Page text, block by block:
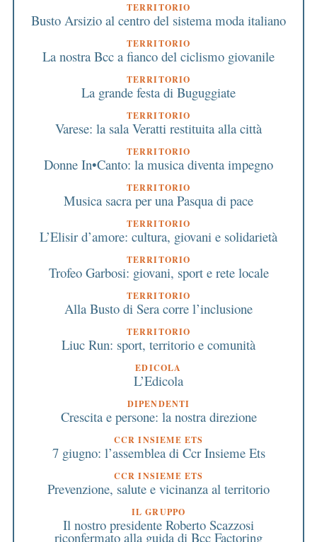
TERRITORIO
Busto Arsizio al centro del sistema moda italiano
TERRITORIO
La nostra Bcc a fianco del ciclismo giovanile
TERRITORIO
La grande festa di Buguggiate
TERRITORIO
Varese: la sala Veratti restituita alla città
TERRITORIO
Donne In•Canto: la musica diventa impegno
TERRITORIO
Musica sacra per una Pasqua di pace
TERRITORIO
L’Elisir d’amore: cultura, giovani e solidarietà
TERRITORIO
Trofeo Garbosi: giovani, sport e rete locale
TERRITORIO
Alla Busto di Sera corre l’inclusione
TERRITORIO
Liuc Run: sport, territorio e comunità
EDICOLA
L’Edicola
DIPENDENTI
Crescita e persone: la nostra direzione
CCR INSIEME ETS
7 giugno: l’assemblea di Ccr Insieme Ets
CCR INSIEME ETS
Prevenzione, salute e vicinanza al territorio
IL GRUPPO
Il nostro presidente Roberto Scazzosi
riconfermato alla guida di Bcc Factoring